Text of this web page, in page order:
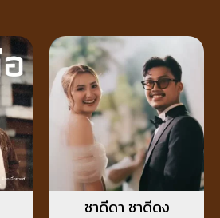
ชาดีดา ชาดีดง